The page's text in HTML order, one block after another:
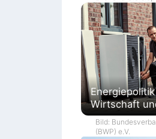
Wirtschaft
Bild:
(BWP) e.V.